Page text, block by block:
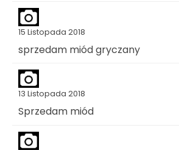
15 Listopada 2018
sprzedam miód gryczany
13 Listopada 2018
Sprzedam miód